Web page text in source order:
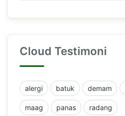
Cloud Testimoni
alergi batuk demam
maag panas radang